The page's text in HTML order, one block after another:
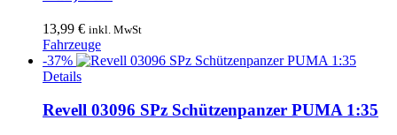
13,99 € inkl. MwSt
Fahrzeuge
-37%
Details
Revell 03096 SPz Schützenpanzer PUMA 1:35